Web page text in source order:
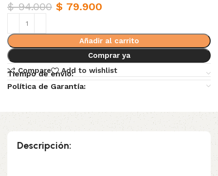
$94.000 $ 79.900
Añadir al carrito
Comprar ya
Compare
Add to wishlist
Tiempo de envio:
Política de Garantía:
Descripción: